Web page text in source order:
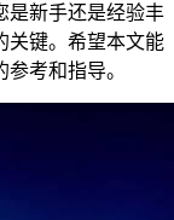
是新手还是经验丰
关键。希望本文能
考和指导。